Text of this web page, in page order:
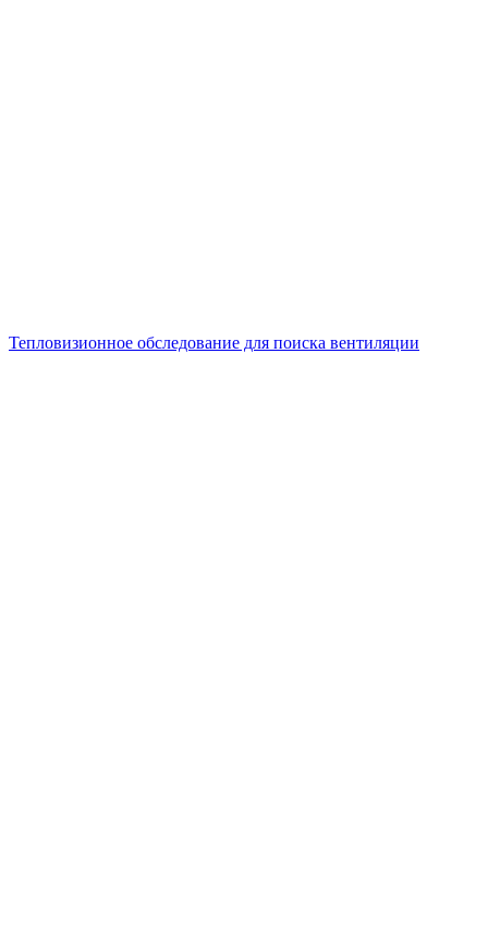
Тепловизионное обследование для поиска вентиляции